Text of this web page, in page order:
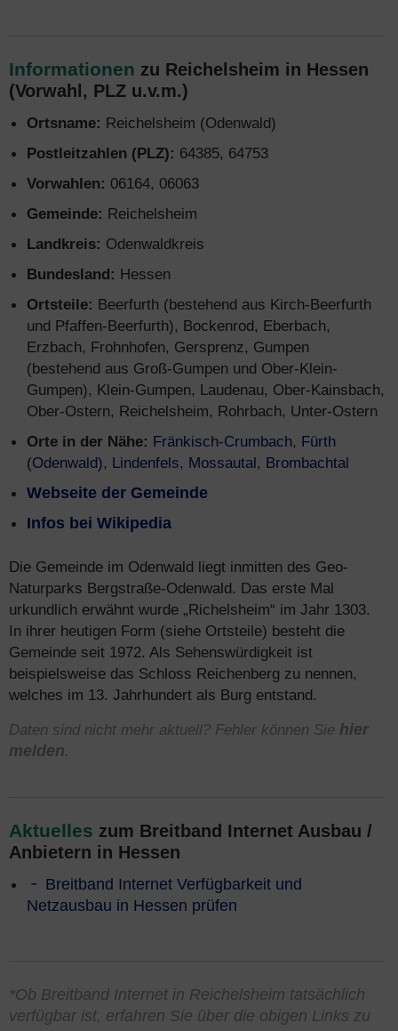
Informationen zu Reichelsheim in Hessen
(Vorwahl, PLZ u.v.m.)
Ortsname: Reichelsheim (Odenwald)
Postleitzahlen (PLZ): 64385, 64753
Vorwahlen: 06164, 06063
Gemeinde: Reichelsheim
Landkreis: Odenwaldkreis
Bundesland: Hessen
Ortsteile: Beerfurth (bestehend aus Kirch-Beerfurth
und Pfaffen-Beerfurth), Bockenrod, Eberbach,
Erzbach, Frohnhofen, Gersprenz, Gumpen
(bestehend aus Groß-Gumpen und Ober-Klein-
Gumpen), Klein-Gumpen, Laudenau, Ober-Kainsbach,
Ober-Ostern, Reichelsheim, Rohrbach, Unter-Ostern
Orte in der Nähe: Fränkisch-Crumbach, Fürth
(Odenwald), Lindenfels, Mossautal, Brombachtal
Webseite der Gemeinde
Infos bei Wikipedia
Die Gemeinde im Odenwald liegt inmitten des Geo-
Naturparks Bergstraße-Odenwald. Das erste Mal
urkundlich erwähnt wurde „Richelsheim“ im Jahr 1303.
In ihrer heutigen Form (siehe Ortsteile) besteht die
Gemeinde seit 1972. Als Sehenswürdigkeit ist
beispielsweise das Schloss Reichenberg zu nennen,
welches im 13. Jahrhundert als Burg entstand.
Daten sind nicht mehr aktuell? Fehler können Sie hier
melden.
Aktuelles zum Breitband Internet Ausbau /
Anbietern in Hessen
Breitband Internet Verfügbarkeit und
Netzausbau in Hessen prüfen
*Ob Breitband Internet in Reichelsheim tatsächlich
verfügbar ist, erfahren Sie über die obigen Links zu